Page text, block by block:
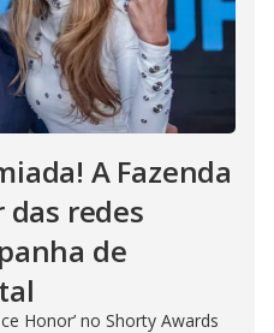
A Fazenda
das redes
de
Honor’ no Shorty Awards